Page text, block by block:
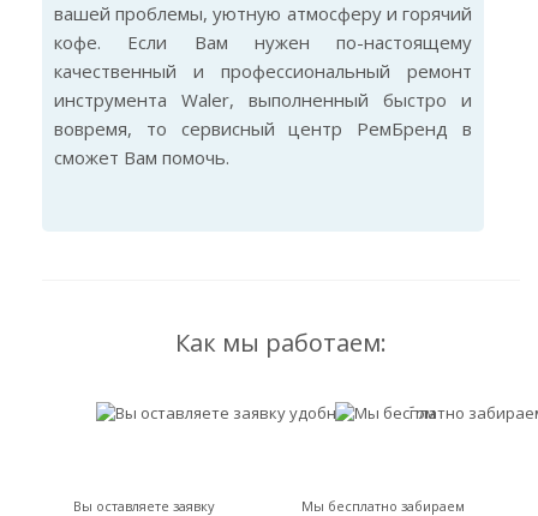
вашей проблемы, уютную атмосферу и горячий
кофе. Если Вам нужен по-настоящему
качественный и профессиональный ремонт
инструмента Waler, выполненный быстро и
вовремя, то сервисный центр РемБренд в
сможет Вам помочь.
Как мы работаем:
Вы оставляете заявку
Мы бесплатно забираем